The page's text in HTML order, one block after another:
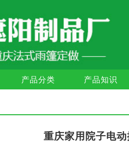
产品分类 产品知识
重庆家用院子电